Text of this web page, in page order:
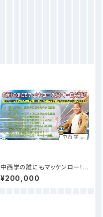
中西学の誰にもマッケンロー！ス
ポンサー様【野人ダンスラリアッ
トプラン 】
¥200,000